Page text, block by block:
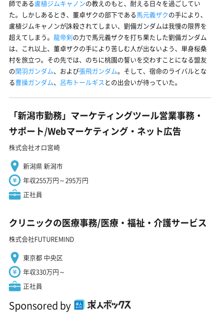
師である盧植ジムキャノンの教えのもと、耐える日々を過ごしてい
た。しかしあるとき、董卓ザクの部下である馬元義ザクの手により、
盧植ジムキャノンが誅殺されてしまい、劉備ガンダムは我慢の限界を
超えてしまう。 龍帝剣の力で馬元義ザクを打ち果たした劉備ガンダム
は、これ以上、董卓ザクの手により苦しむ人が出ないよう、単身桜桑
村を旅立つ。その先では、のちに桃園の誓いを交わすことになる盟友
の関羽ガンダム、および張飛ガンダム。そして、宿命のライバルとな
る曹操ガンダム、 呂布トールギス との出会いが待っていた。
「新潟市勤務」マーケティングツール営業事務・
サポート/Webマーケティング・ネット広告
株式会社オロ宮崎
新潟県 新潟市
年収255万円～295万円
正社員
クリニックの医療事務/医療・福祉・介護サービス
株式会社FUTUREMIND
東京都 中央区
年収330万円～
正社員
Sponsored by